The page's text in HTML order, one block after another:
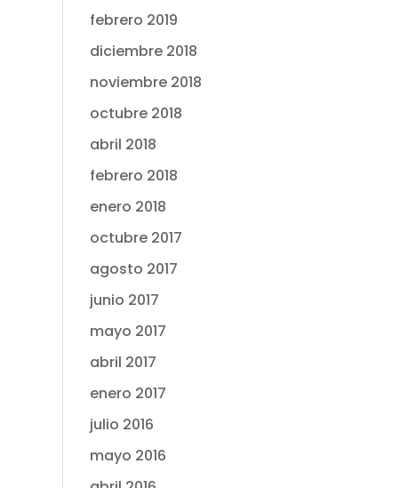
febrero 2019
diciembre 2018
noviembre 2018
octubre 2018
abril 2018
febrero 2018
enero 2018
octubre 2017
agosto 2017
junio 2017
mayo 2017
abril 2017
enero 2017
julio 2016
mayo 2016